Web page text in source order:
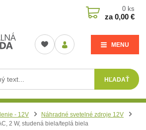
MENU
HĽADAŤ
0 ks
za0,00 €
- 12V
Náhradné svetelné zdroje 12V
2 W, studená biela/teplá biela